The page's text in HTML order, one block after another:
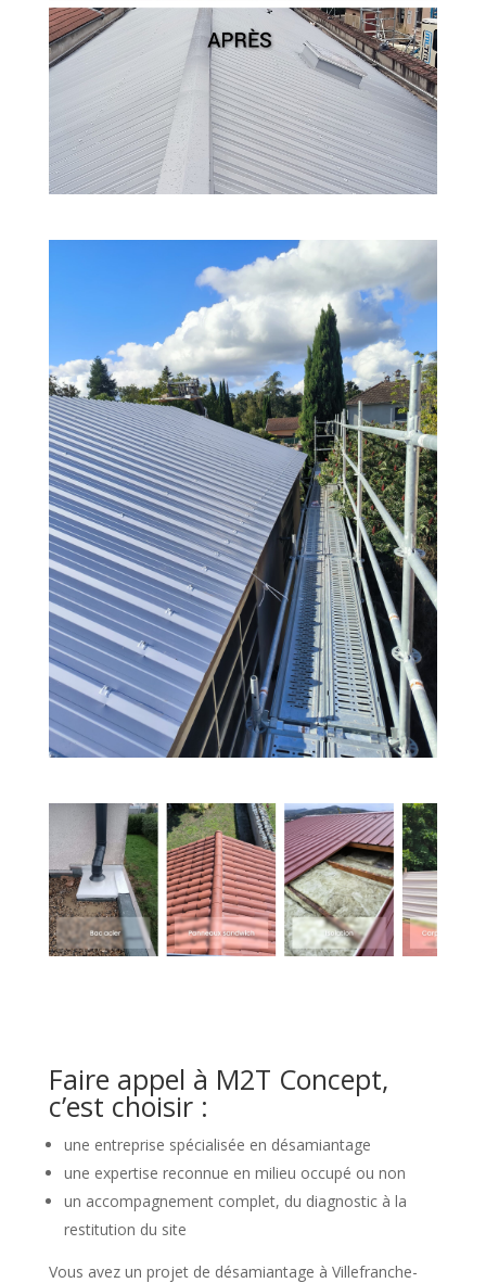
Faire appel à M2T Concept,
c’est choisir :
une entreprise spécialisée en désamiantage
une expertise reconnue en milieu occupé ou non
un accompagnement complet, du diagnostic à la
restitution du site
Vous avez un projet de désamiantage à Villefranche-